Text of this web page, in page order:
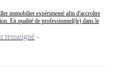
immobilier expérimenté afin d'accroître
En qualité de professionnel(le) dans le
renseigné